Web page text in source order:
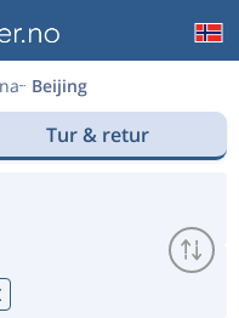
Beijing
Tur & retur